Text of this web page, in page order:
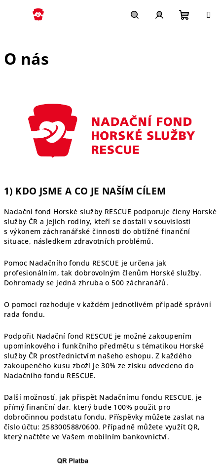
O nás
1) KDO JSME A CO JE NAŠÍM CÍLEM
Nadační fond Horské služby RESCUE podporuje členy Horské
služby ČR a jejich rodiny, kteří se dostali v souvislosti
s výkonem záchranářské činnosti do obtížné finanční
situace, následkem zdravotních problémů.
Pomoc Nadačního fondu RESCUE je určena jak
profesionálním, tak dobrovolným členům Horské služby.
Dohromady se jedná zhruba o 500 záchranářů.
O pomoci rozhoduje v každém jednotlivém případě správní
rada fondu.
Podpořit Nadační fond RESCUE je možné zakoupením
upomínkového i funkčního předmětu s tématikou Horské
služby ČR prostřednictvím našeho eshopu. Z každého
zakoupeného kusu zboží je 30% ze zisku odvedeno do
Nadačního fondu RESCUE.
Další možností, jak přispět Nadačnímu fondu RESCUE, je
přímý finanční dar, který bude 100% použit pro
dobročinnou podstatu fondu. Příspěvky můžete zaslat na
číslo účtu: 258300588/0600. Případně můžete využít QR,
který načtěte ve Vašem mobilním bankovnictví.